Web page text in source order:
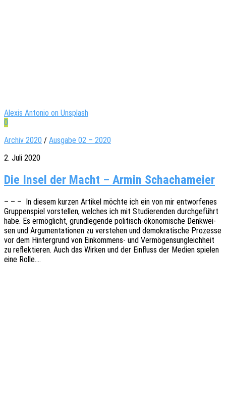
Alexis Antonio on Unsplash
0
Archiv 2020 / Ausgabe 02 – 2020
2. Juli 2020
Die Insel der Macht – Armin Schachameier
– – – In diesem kurzen Arti­kel möchte ich ein von mir entwor­fe­nes
Grup­pen­spiel vorstel­len, welches ich mit Studie­ren­den durch­ge­führt
habe. Es ermög­licht, grund­le­gen­de poli­­tisch-ökon­o­­­mi­­sche Denk­wei­
sen und Argu­men­ta­tio­nen zu verste­hen und demo­kra­ti­sche Prozes­se
vor dem Hinter­grund von Einkom­­mens- und Vermö­gens­un­gleich­heit
zu reflek­tie­ren. Auch das Wirken und der Einfluss der Medien spie­len
eine Rolle.…